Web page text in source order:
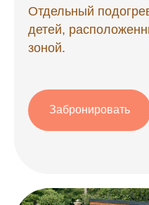
Отдельный
детей,
зоной.
Забронировать